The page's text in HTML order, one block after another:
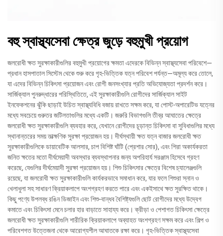
বহু স্বাস্থ্যসেবা ক্ষেত্র জুড়ে বহুমুখী প্রয়োগ
জলরোধী ক্ষত সুরক্ষাকারীগুলির বহুমুখী প্রয়োগের ক্ষমতা এদেরকে বিভিন্ন স্বাস্থ্যসেবা পরিবেশে—
প্রধান হাসপাতাল সিস্টেম থেকে শুরু করে গৃহ-ভিত্তিক যত্ন পরিবেশ পর্যন্ত—অমূল্য করে তোলে,
যা এদের বিভিন্ন চিকিৎসা প্রয়োজন এবং রোগী জনসংখ্যার প্রতি অভিযোজ্যতা প্রদর্শন করে।
সার্জিক্যাল পুনরুদ্ধারের পরিস্থিতিতে, এই সুরক্ষাকারীগুলি রোগীদের সার্জিক্যাল সাইট
ইনফেকশনের ঝুঁকি ছাড়াই উচিত স্বাস্থ্যবিধি বজায় রাখতে সক্ষম করে, যা পোস্ট-অপারেটিভ যত্নের
মধ্যে সবচেয়ে গুরুতর জটিলতাগুলির মধ্যে একটি। জরুরি বিভাগগুলি তীব্র আঘাতের ক্ষেত্রে
জলরোধী ক্ষত সুরক্ষাকারীগুলি ব্যবহার করে, যেখানে রোগীদের চূড়ান্ত চিকিৎসা বা সুবিধাগুলির মধ্যে
স্থানান্তরের সময় তাত্ক্ষণিক সুরক্ষা প্রয়োজন হয়। দীর্ঘস্থায়ী ক্ষত যত্ন বাজার জলরোধী ক্ষত
সুরক্ষাকারীগুলিকে ডায়াবেটিক আলসার, চাপ বিশিষ্ট ঘাঁটি (প্রেশার সোর), এবং শিরা অকার্যকরতা
জনিত ক্ষতের মতো দীর্ঘমেয়াদী অবস্থার ব্যবস্থাপনার জন্য অপরিহার্য সরঞ্জাম হিসেবে গ্রহণ
করেছে, যেগুলির দীর্ঘমেয়াদী সুরক্ষা প্রয়োজন হয়। শিশু চিকিৎসার ক্ষেত্রে বিশেষ চ্যালেঞ্জগুলি
রয়েছে, যা জলরোধী ক্ষত সুরক্ষাকারীগুলি কার্যকরভাবে সমাধান করে, যার ফলে শিশুরা স্নান ও
খেলাধুলা সহ সাধারণ ক্রিয়াকলাপে অংশগ্রহণ করতে পারে এবং একইসাথে ক্ষত সুরক্ষিত থাকে।
কিছু পণ্যে উপলব্ধ রঙিন ডিজাইন এবং শিশু-বান্ধব বৈশিষ্ট্যগুলি ছোট রোগীদের মধ্যে উদ্বেগ
কমাতে এবং চিকিৎসা মেনে চলার হার বাড়াতে সাহায্য করে। ক্রীড়া ও পেশাগত চিকিৎসা ক্ষেত্রে
জলরোধী ক্ষত সুরক্ষাকারীগুলি শারীরিক ক্রিয়াকলাপে অব্যাহত অংশগ্রহণ সক্ষম করে এবং শিল্প ও
পরিবেশগত উত্তেজনা থেকে আরোগ্যশীল আঘাতকে রক্ষা করে। গৃহ-ভিত্তিক স্বাস্থ্যসেবা